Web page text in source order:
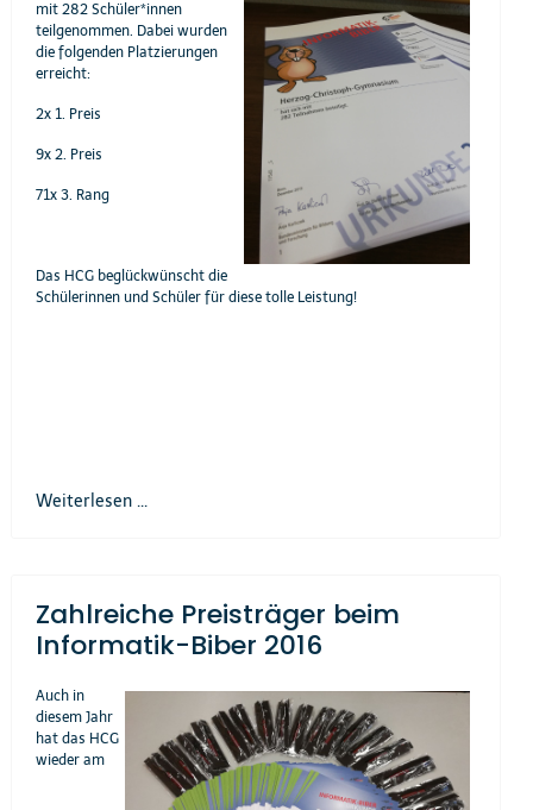
mit 282 Schüler*innen
teilgenommen. Dabei wurden
die folgenden Platzierungen
erreicht:
2x 1. Preis
9x 2. Preis
71x 3. Rang
Das HCG beglückwünscht die
Schülerinnen und Schüler für diese tolle Leistung!
Weiterlesen ...
Zahlreiche Preisträger beim
Informatik-Biber 2016
Auch in
diesem Jahr
hat das HCG
wieder am